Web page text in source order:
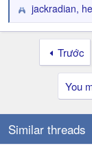
R
e
s
:
jackradian,
Trước
You
Similar threads